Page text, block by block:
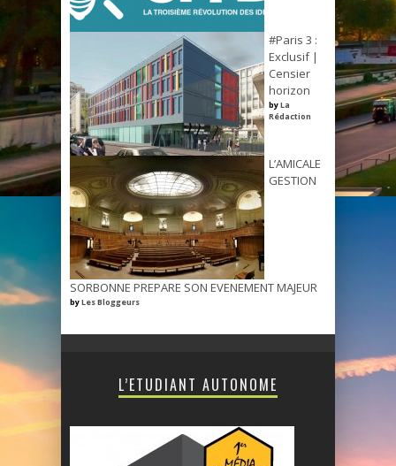
#Paris 3 :
Exclusif |
Censier
horizon
byLa
Rédaction
L’AMICALE
GESTION
SORBONNE PREPARE SON EVENEMENT MAJEUR
byLes Bloggeurs
L’ETUDIANT AUTONOME